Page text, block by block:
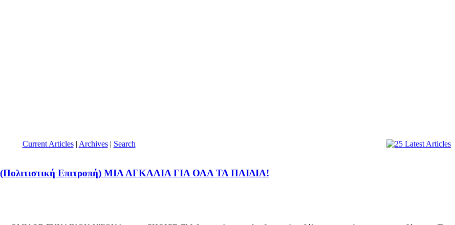
Current Articles| Archives| Search
Επιτροπή) ΜΙΑ ΑΓΚΑΛΙΑ ΓΙΑ ΟΛΑ ΤΑ ΠΑΙΔΙΑ!